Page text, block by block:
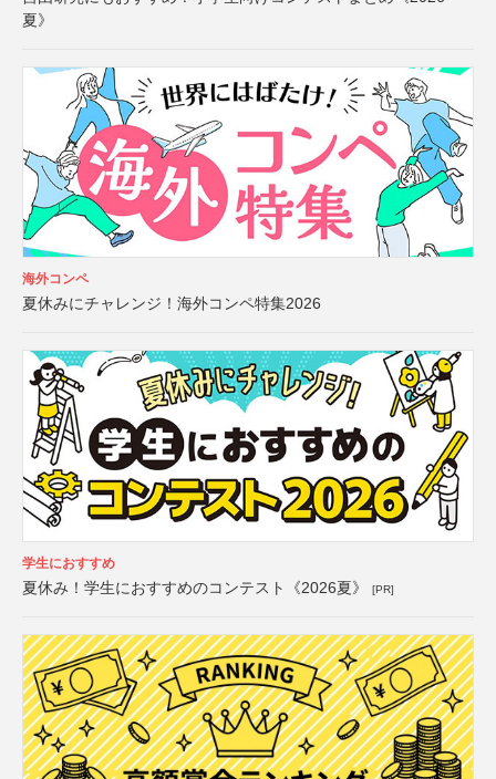
夏》
海外コンペ
夏休みにチャレンジ！海外コンペ特集2026
学生におすすめ
夏休み！学生におすすめのコンテスト《2026夏》 [PR]